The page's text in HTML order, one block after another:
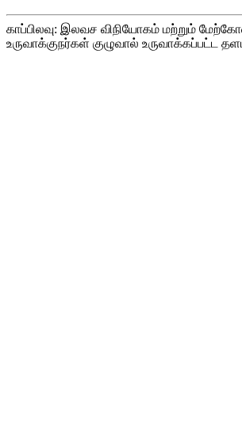
காப்பிலவு: இலவச விநியோகம் மற்றும்
உருவாக்குநர்கள் குழுவால் உருவாக்கப்பட்ட